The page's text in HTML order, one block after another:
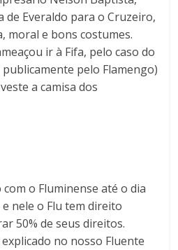
de Everaldo para o Cruzeiro,
moral e bons costumes.
ir à Fifa, pelo caso do
pelo Flamengo)
a camisa dos
o Fluminense até o dia
nele o Flu tem direito
50% de seus direitos.
no nosso Fluente